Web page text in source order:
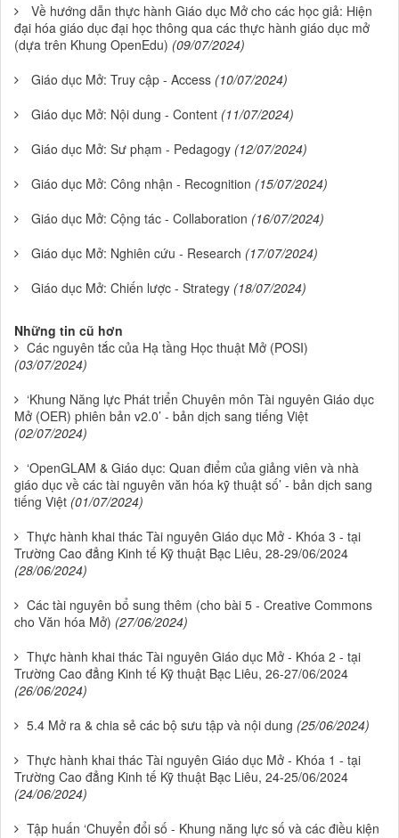
Về hướng dẫn thực hành Giáo dục Mở cho các học giả: Hiện
đại hóa giáo dục đại học thông qua các thực hành giáo dục mở
(dựa trên Khung OpenEdu) (09/07/2024)
Giáo dục Mở: Truy cập - Access (10/07/2024)
Giáo dục Mở: Nội dung - Content (11/07/2024)
Giáo dục Mở: Sư phạm - Pedagogy (12/07/2024)
Giáo dục Mở: Công nhận - Recognition (15/07/2024)
Giáo dục Mở: Cộng tác - Collaboration (16/07/2024)
Giáo dục Mở: Nghiên cứu - Research (17/07/2024)
Giáo dục Mở: Chiến lược - Strategy (18/07/2024)
Những tin cũ hơn
Các nguyên tắc của Hạ tầng Học thuật Mở (POSI)
(03/07/2024)
‘Khung Năng lực Phát triển Chuyên môn Tài nguyên Giáo dục
Mở (OER) phiên bản v2.0’ - bản dịch sang tiếng Việt
(02/07/2024)
‘OpenGLAM & Giáo dục: Quan điểm của giảng viên và nhà
giáo dục về các tài nguyên văn hóa kỹ thuật số’ - bản dịch sang
tiếng Việt (01/07/2024)
Thực hành khai thác Tài nguyên Giáo dục Mở - Khóa 3 - tại
Trường Cao đẳng Kinh tế Kỹ thuật Bạc Liêu, 28-29/06/2024
(28/06/2024)
Các tài nguyên bổ sung thêm (cho bài 5 - Creative Commons
cho Văn hóa Mở) (27/06/2024)
Thực hành khai thác Tài nguyên Giáo dục Mở - Khóa 2 - tại
Trường Cao đẳng Kinh tế Kỹ thuật Bạc Liêu, 26-27/06/2024
(26/06/2024)
5.4 Mở ra & chia sẻ các bộ sưu tập và nội dung (25/06/2024)
Thực hành khai thác Tài nguyên Giáo dục Mở - Khóa 1 - tại
Trường Cao đẳng Kinh tế Kỹ thuật Bạc Liêu, 24-25/06/2024
(24/06/2024)
Tập huấn ‘Chuyển đổi số - Khung năng lực số và các điều kiện